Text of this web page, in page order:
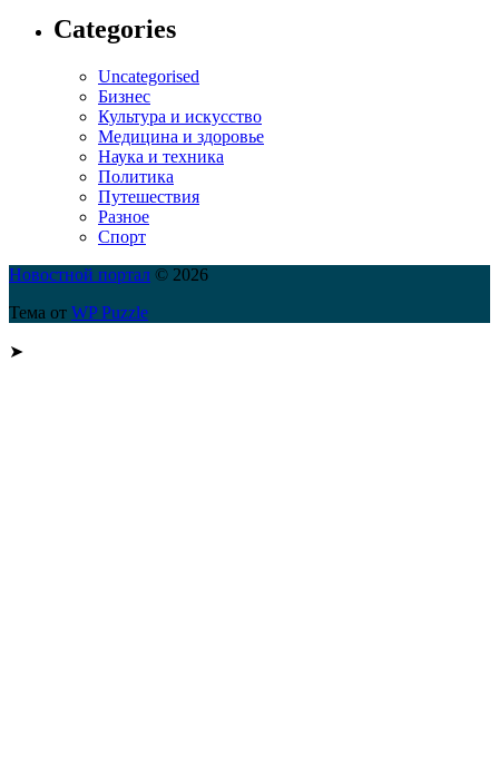
Categories
Uncategorised
Бизнес
Культура и искусство
Медицина и здоровье
Наука и техника
Политика
Путешествия
Разное
Спорт
Новостной портал © 2026
Тема от WP Puzzle
➤